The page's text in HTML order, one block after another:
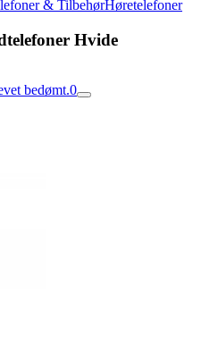
& TilbehørHøretelefoner
Hvide
bedømt.0